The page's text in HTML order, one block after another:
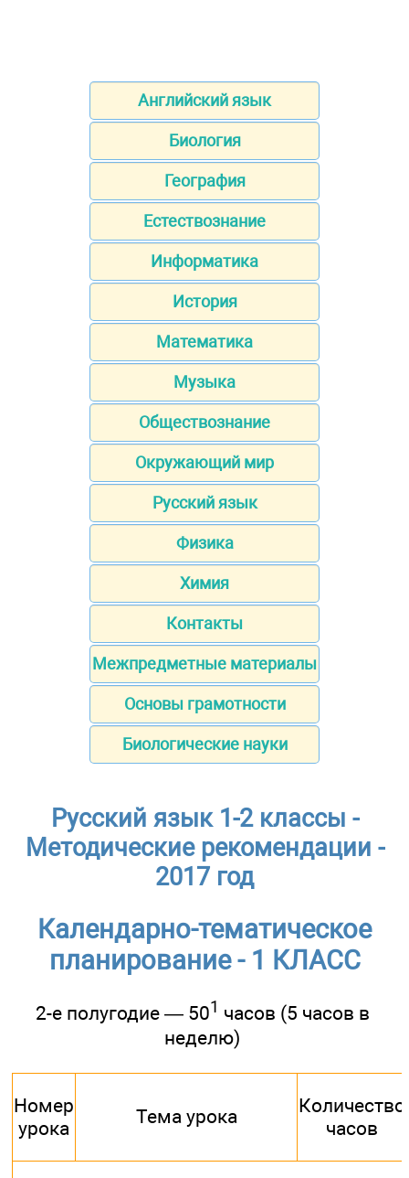
Английский язык
Биология
География
Естествознание
Информатика
История
Математика
Музыка
Обществознание
Окружающий мир
Русский язык
Физика
Химия
Контакты
Межпредметные материалы
Основы грамотности
Биологические науки
Русский язык 1-2 классы -
Методические рекомендации -
2017 год
Календарно-тематическое
планирование - 1 КЛАСС
2-е полугодие — 501 часов (5 часов в
неделю)
Номер
урока
Тема урока
Количество
часов